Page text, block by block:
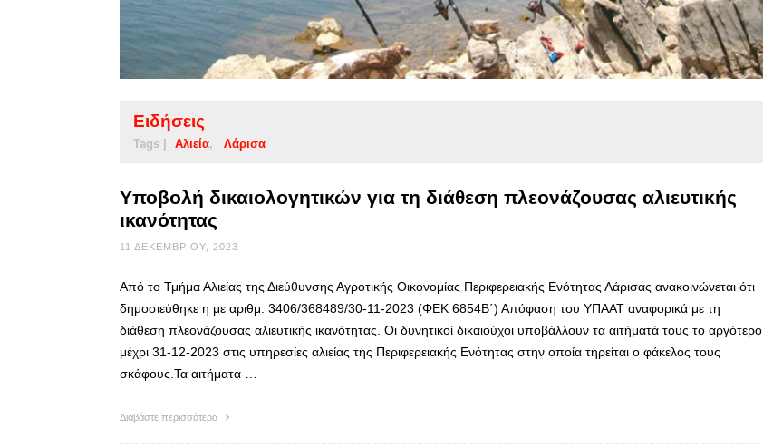
Ειδήσεις
Tags | Αλιεία Λάρισα
Υποβολή δικαιολογητικών για τη διάθεση πλεονάζουσας αλιευτικής
ικανότητας
11 ΔΕΚΕΜΒΡΊΟΥ, 2023
Από το Τμήμα Αλιείας της Διεύθυνσης Αγροτικής Οικονομίας Περιφερειακής Ενότητας Λάρισας ανακοινώνεται ότι
δημοσιεύθηκε η με αριθμ. 3406/368489/30-11-2023 (ΦΕΚ 6854Β΄) Απόφαση του ΥΠΑΑΤ αναφορικά με τη
διάθεση πλεονάζουσας αλιευτικής ικανότητας. Οι δυνητικοί δικαιούχοι υποβάλλουν τα αιτήματά τους το αργότερο
μέχρι 31-12-2023 στις υπηρεσίες αλιείας της Περιφερειακής Ενότητας στην οποία τηρείται ο φάκελος τους
σκάφους.Τα αιτήματα …
Διαβάστε περισσότερα